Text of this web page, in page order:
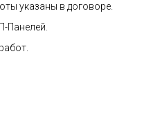
указаны в договоре.
Панелей.